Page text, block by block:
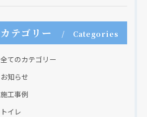
カテゴリー Categories
全てのカテゴリー
お知らせ
施工事例
トイレ